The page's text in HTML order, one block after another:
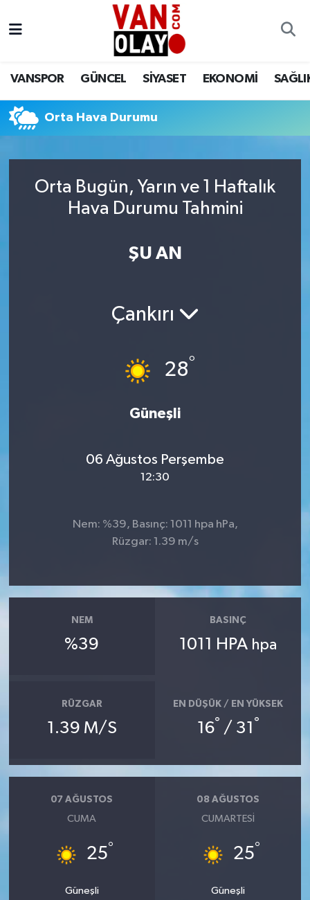
VANSPOR GÜNCEL SİYASET EKONOMİ
Orta Hava Durumu
Orta Bugün, Yarın ve 1 Haftalık
Hava Durumu Tahmini
ŞU AN
Çankırı
28°
Güneşli
06 Ağustos Perşembe
12:30
Nem: %39, Basınç: 1011 hpa hPa,
Rüzgar: 1.39 m/s
NEM
%39
BASINÇ
1011 HPA hpa
RÜZGAR
1.39 M/S
EN DÜŞÜK / EN YÜKSEK
16° / 31 °
07 AĞUSTOS
CUMA
25°
Güneşli
08 AĞUSTOS
CUMARTESI
25°
Güneşli
Siyaset
Ekonomi
Sağlık
Van Nöbetçi Eczaneler
Van Namaz Vakitleri
Van Trafik Yoğunluk Haritası
Süper Lig Puan Durumu ve Fikstür
Son Dakika Haberleri